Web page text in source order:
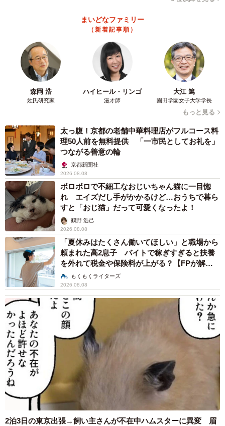
で「半年ほど経って、自然妊娠していなかったら」
…と続きました。
早めの病院利用を勧める人が多いようですが、具体的には
こんな意見が寄せられています。
■妊娠希望の方は一度診てもらうと良い
・「一度診てもらって、異常がなければそのまま自然妊娠
を望めば良いと思うし、もし何か不妊の原因があった場
合、治療を開始すれば良いと思うから」（30代／専業主婦
／埼玉県）
・「自分が生理不順で、結婚を機に子どもが欲しくて通い
始めました。1年で12回しかチャンスはありません。年々歳
もとるし、不安感が凄かったです。あれ？と思うことがあ
れば、できるだけ早く病院を利用する方が良いと思いま
す」（30代／専業主婦／奈良県）
◇ ◇
■半年ほど経って、自然妊娠していなかったら
・「最初の数ヶ月は基礎体温もつけなくてはいけないので
半年ほど様子を見つつ体温を測って結果も一緒に病院に持
って行くと良いと思ったから」（30代／専業主婦／東京
都）
まいどなファミリー
（新着記事順）
森岡 浩
姓氏研究家
ハイヒール・リンゴ
漫才師
大江 篤
園田学園女子大学学長
もっと見る
太っ腹！京都の老舗中華料理店がフルコース料
理50人前を無料提供 「一市民としてお礼を」
つながる善意の輪
京都新聞社
2026.08.08
ボロボロで不細工なおじいちゃん猫に一目惚
れ エイズだし手がかかるけど…おうちで暮ら
すと「おじ猫」だって可愛くなったよ！
鶴野 浩己
2026.08.08
「夏休みはたくさん働いてほしい」と職場から
頼まれた高2息子 バイトで稼ぎすぎると扶養
を外れて税金や保険料が上がる？【FPが解
説】もくもくライターズ
2026.08.08
2泊3日の東京出張→飼い主さんが不在中ハムスターに異変 眉